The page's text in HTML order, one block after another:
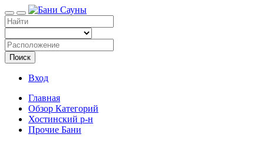
Поиск
Вход
Главная
Обзор Категорий
Хостинский р-н
Прочие Бани